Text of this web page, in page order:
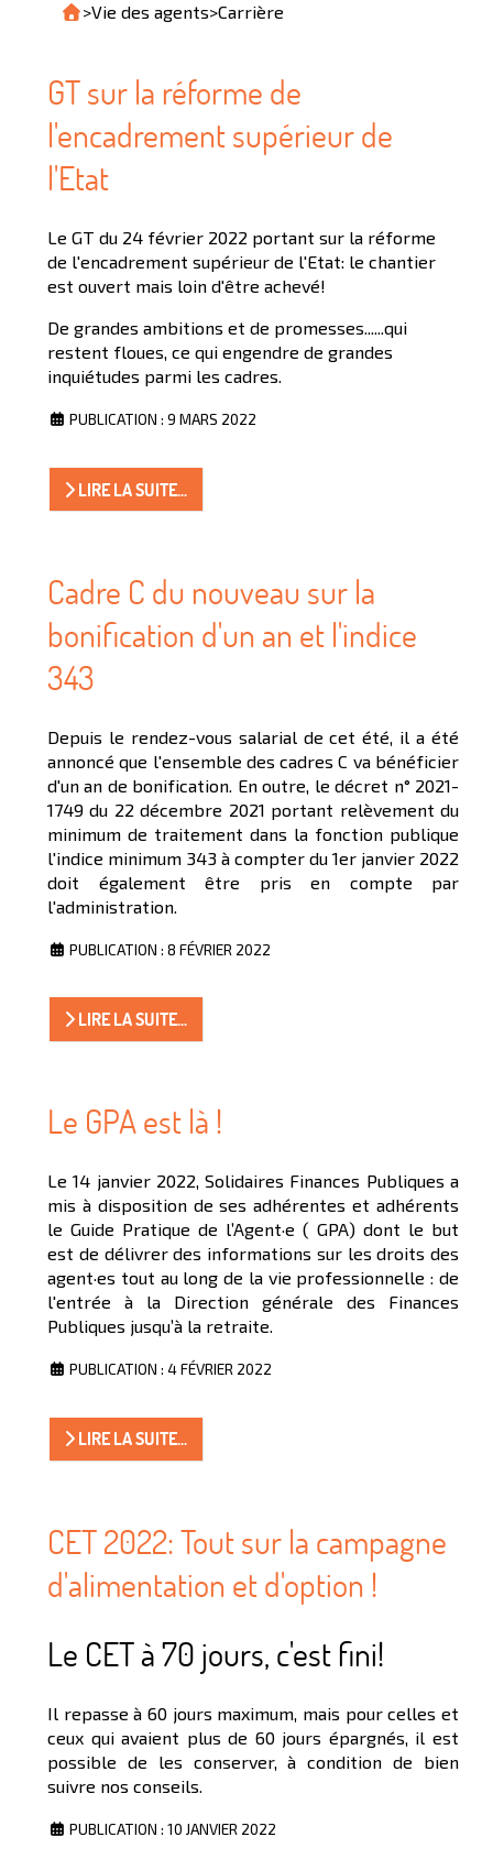
>Vie des agents>Carrière
GT sur la réforme de
l'encadrement supérieur de
l'Etat
Le GT du 24 février 2022 portant sur la réforme
de l'encadrement supérieur de l'Etat: le chantier
est ouvert mais loin d'être achevé!
De grandes ambitions et de promesses......qui
restent floues, ce qui engendre de grandes
inquiétudes parmi les cadres.
PUBLICATION : 9 MARS 2022
LIRE LA SUITE...
Cadre C du nouveau sur la
bonification d'un an et l'indice
343
Depuis le rendez-vous salarial de cet été, il a été
annoncé que l'ensemble des cadres C va bénéficier
d'un an de bonification. En outre, le décret n° 2021-
1749 du 22 décembre 2021 portant relèvement du
minimum de traitement dans la fonction publique
l'indice minimum 343 à compter du 1er janvier 2022
doit également être pris en compte par
l'administration.
PUBLICATION : 8 FÉVRIER 2022
LIRE LA SUITE...
Le GPA est là !
Le 14 janvier 2022, Solidaires Finances Publiques a
mis à disposition de ses adhérentes et adhérents
le Guide Pratique de l’Agent·e ( GPA) dont le but
est de délivrer des informations sur les droits des
agent·es tout au long de la vie professionnelle : de
l'entrée à la Direction générale des Finances
Publiques jusqu’à la retraite.
PUBLICATION : 4 FÉVRIER 2022
LIRE LA SUITE...
CET 2022: Tout sur la campagne
d'alimentation et d'option !
Le CET à 70 jours, c'est fini!
Il repasse à 60 jours maximum, mais pour celles et
ceux qui avaient plus de 60 jours épargnés, il est
possible de les conserver, à condition de bien
suivre nos conseils.
PUBLICATION : 10 JANVIER 2022